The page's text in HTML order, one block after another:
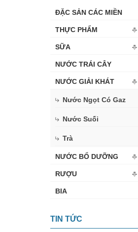
ĐẶC SẢN CÁC MIỀN
THỰC PHẨM
SỮA
NƯỚC TRÁI CÂY
NƯỚC GIẢI KHÁT
Nước Ngọt Có Gaz
Nước Suối
Trà
NƯỚC BỔ DƯỠNG
RƯỢU
BIA
TIN TỨC